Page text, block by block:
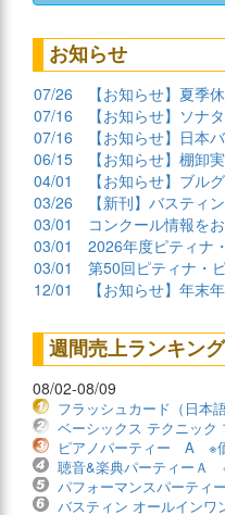
お知らせ
07/26
【お知らせ】夏季
07/16
【お知らせ】ソナタ
07/16
【お知らせ】日本バ
06/15
【お知らせ】棚卸実施
04/01
【お知らせ】ブルグミ
03/26
【新刊】バスティ
03/01
コンクール情報を
03/01
2026年度ピティナ・ピ
03/01
第50回ピティナ・ピア
12/01
【お知らせ】年末
週間売上ランキング
08/02-08/09
フラッシュカード（日本語
ピアノパーティー A ※
聴音&楽典パーティーＡ
パフォーマンスパーティ
バスティン オールイン